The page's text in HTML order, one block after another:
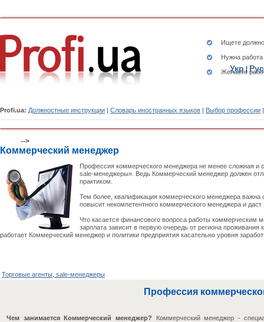
Ищете
Нужна
Желаете
Profi.ua: Должностные инструкции | Словарь иностранных языков | Выбор профессии
Укр| Рус
-->
Коммерческий менеджер
Профессия коммерческого менеджера не менее сложная и
sale-менеджеры». Ведь Коммерческий менеджер должен
практиком.
Тем более, квалификация коммерческого менеджера важна
повысит некомпетентного коммерческого менеджера и
Что касается финансового вопроса работы коммерческим
зарплата зависит в первую очередь от региона
работает Коммерческий менеджер и политики предприятия касательно уровня
Торговые агенты, sale-менеджеры
Профессия
Чем занимается Коммерческий менеджер? Коммерческий менеджер -